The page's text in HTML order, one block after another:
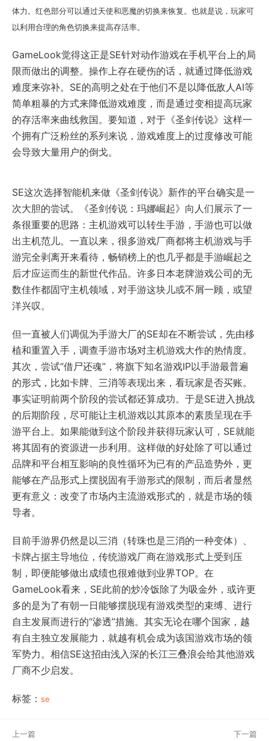
体力。红色部分可以通过天使和恶魔的切换来恢复。也就是说，玩家可
以利用合理的角色切换来提高存活率。
GameLook觉得这正是SE针对动作游戏在手机平台上的局
限而做出的调整。操作上存在硬伤的话，就通过降低游戏
难度来弥补。SE的高明之处在于他们不是以降低敌人AI等
简单粗暴的方式来降低游戏难度，而是通过变相提高玩家
的存活率来曲线救国。要知道，对于《圣剑传说》这样一
个拥有广泛粉丝的系列来说，游戏难度上的过度修改可能
会导致大量用户的倒戈。
SE这次选择智能机来做《圣剑传说》新作的平台确实是一
次大胆的尝试。《圣剑传说：玛娜崛起》向人们展示了一
条很重要的思路：主机游戏可以转生手游，手游也可以做
出主机范儿。一直以来，很多游戏厂商都将主机游戏与手
游完全剥离开来看待，畅销榜上的也几乎都是手游崛起之
后才应运而生的新世代作品。许多日本老牌游戏公司的无
数佳作都固守主机领域，对手游这块儿或不屑一顾，或望
洋兴叹。
但一直被人们调侃为手游大厂的SE却在不断尝试，先由移
植和重置入手，调查手游市场对主机游戏大作的热情度。
其次，尝试“借尸还魂”，将旗下知名游戏IP以手游最普遍
的形式，比如卡牌、三消等表现出来，看玩家是否买账。
事实证明前两个阶段的尝试都还算成功。于是SE进入挑战
的后期阶段，尽可能让主机游戏以其原本的素质呈现在手
游平台上。如果能做到这个阶段并获得玩家认可，SE就能
将其固有的资源进一步利用。这样做的好处除了可以通过
品牌和平台相互影响的良性循环为已有的产品造势外，更
能够在产品形式上摆脱固有手游形式的限制，而后者显然
更有意义：改变了市场内主流游戏形式的，就是市场的领
导者。
目前手游界仍然是以三消（转珠也是三消的一种变体）、
卡牌占据主导地位，传统游戏厂商在游戏形式上受到压
制，即便能够做出成绩也很难做到业界TOP。在
GameLook看来，SE此前的炒冷饭除了为吸金外，或许更
多的是为了有朝一日能够摆脱现有游戏类型的束缚、进行
自主发展而进行的“渗透”措施。其实无论在哪个国家，越
有自主独立发展能力，就越有机会成为该国游戏市场的领
军势力。相信SE这招由浅入深的长江三叠浪会给其他游戏
厂商不少启发。
标签： se
上一篇 下一篇